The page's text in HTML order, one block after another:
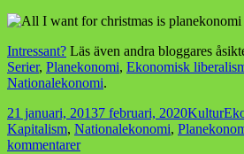
Intressant? Läs även andra bloggares
Serier, Planekonomi, Ekonomisk
Nationalekonomi.
Postat
21 januari, 20137 februari, 2020Kultur
Kapitalism, Nationalekonomi,
kommentarertill